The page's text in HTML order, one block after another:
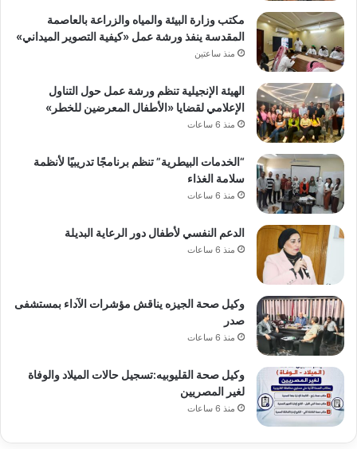
مكتب وزارة البيئة والمياه والزراعة بالعاصمة
المقدسة ينفذ ورشة عمل «كيفية التصوير الميداني»
منذ ساعتين
الهيئة الإنجيلية تنظم ورشة عمل حول التناول
الإعلامي لقضايا «الأطفال المعرضين للخطر»
منذ 6 ساعات
“الخدمات البيطرية” تنظم برنامجًا تدريبيًا لأنظمة
سلامة الغذاء
منذ 6 ساعات
الدعم النفسي لأطفال دور الرعاية البديلة
منذ 6 ساعات
وكيل صحة الجيزه يناقش مؤشرات الآداء بمستشفى
صدر
منذ 6 ساعات
وكيل صحة القليوبيه:تسجيل حالات الميلاد والوفاة
لغير المصريين
منذ 6 ساعات